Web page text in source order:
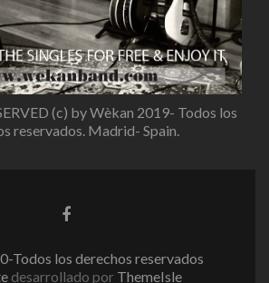
(c) by Wèkan 2019- Todos los
reservados. Madrid- Spain.
Enlace
Todos los derechos reservados
desarrollado por ThemeIsle